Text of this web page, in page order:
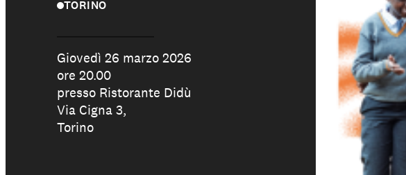
TORINO
Giovedì 26 marzo 2026
ore 20.00
presso Ristorante Didù
Via Cigna 3,
Torino